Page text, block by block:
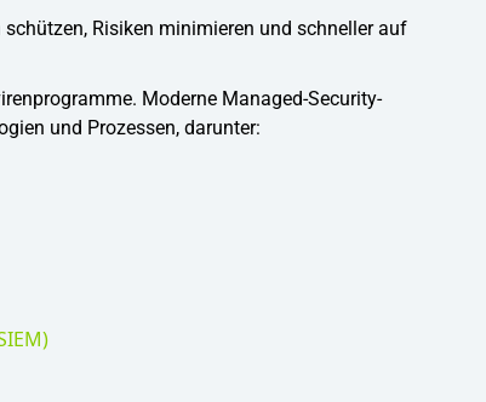
Risiken minimieren und schneller auf
Moderne Managed-Security-
und Prozessen, darunter: